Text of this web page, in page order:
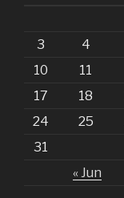
« Jun
3
4
10
11
17
18
24
25
31